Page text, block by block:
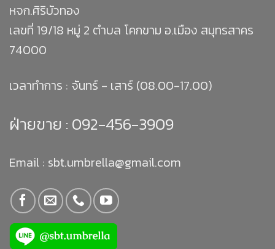
หจก.ศิริบัวทอง
เลขที่ 19/18 หมู่ 2 ตำบล โคกขาม อ.เมือง สมุทรสาคร
74000
เวลาทำการ : จันทร์ - เสาร์ (08.00-17.00)
ฝ่ายขาย : 092-456-3909
Email : sbt.umbrella@gmail.com